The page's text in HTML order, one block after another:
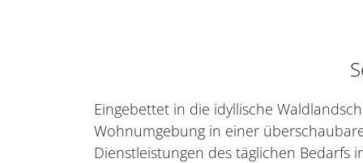
Eingebettet in die idyllische
Wohnumgebung in einer
Dienstleistungen des täglichen Bedarfs